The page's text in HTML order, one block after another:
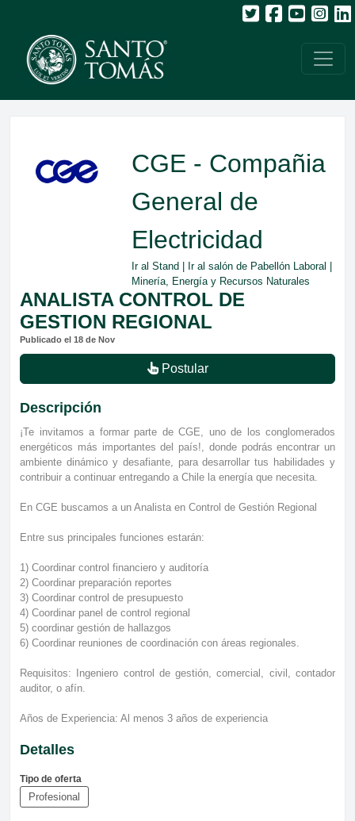
CGE - Compañia
General de
Electricidad
Ir al Stand Ir al salón de Pabellón Laboral
Minería, Energía y Recursos Naturales
ANALISTA CONTROL DE
GESTION REGIONAL
Publicado el 18 de Nov
Postular
Descripción
¡Te invitamos a formar parte de CGE, uno de los conglomerados
energéticos más importantes del país!, donde podrás encontrar un
ambiente dinámico y desafiante, para desarrollar tus habilidades y
contribuir a continuar entregando a Chile la energía que necesita.
En CGE buscamos a un Analista en Control de Gestión Regional
Entre sus principales funciones estarán:
1) Coordinar control financiero y auditoría
2) Coordinar preparación reportes
3) Coordinar control de presupuesto
4) Coordinar panel de control regional
5) coordinar gestión de hallazgos
6) Coordinar reuniones de coordinación con áreas regionales.
Requisitos: Ingeniero control de gestión, comercial, civil, contador
auditor, o afín.
Años de Experiencia: Al menos 3 años de experiencia
Detalles
Tipo de oferta
Profesional